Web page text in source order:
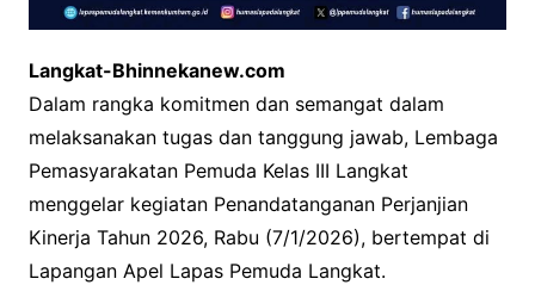
Langkat-Bhinnekanew.com
Dalam rangka komitmen dan semangat dalam
melaksanakan tugas dan tanggung jawab, Lembaga
Pemasyarakatan Pemuda Kelas III Langkat
menggelar kegiatan Penandatanganan Perjanjian
Kinerja Tahun 2026, Rabu (7/1/2026), bertempat di
Lapangan Apel Lapas Pemuda Langkat.